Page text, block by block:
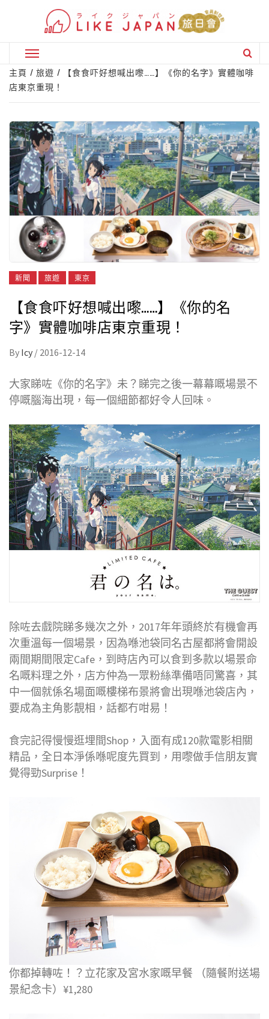
Primary
Menu
主頁 旅遊
【食食吓好想喊出嚟……】《你的名字》實體咖啡
店東京重現！
新聞 旅遊 東京
【食食吓好想喊出嚟……】《你的名
字》實體咖啡店東京重現！
By Icy / 2016-12-14
大家睇咗《你的名字》未？睇完之後一幕幕嘅場景不
停嘅腦海出現，每一個細節都好令人回味。
除咗去戲院睇多幾次之外，2017年年頭終於有機會再
次重溫每一個場景，因為喺池袋同名古屋都將會開設
兩間期間限定Cafe，到時店內可以食到多款以場景命
名嘅料理之外，店方仲為一眾粉絲準備唔同驚喜，其
中一個就係名場面嘅樓梯布景將會出現喺池袋店內，
要成為主角影靚相，話都冇咁易！
食完記得慢慢逛埋間Shop，入面有成120款電影相關
精品，全日本淨係喺呢度先買到，用嚟做手信朋友實
覺得勁Surprise！
你都掉轉咗！？立花家及宮水家嘅早餐 （隨餐附送場
景紀念卡）¥1,280